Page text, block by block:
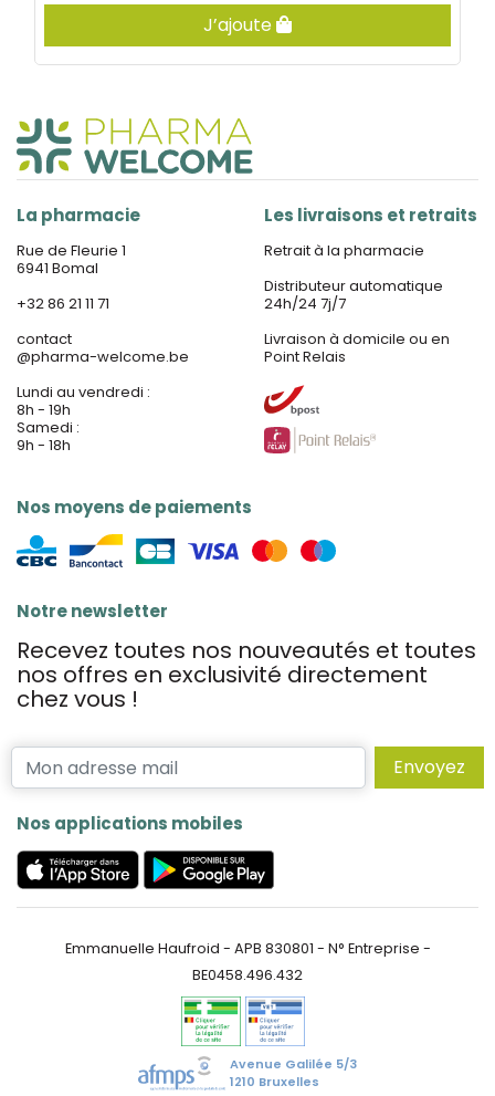
J’ajoute
La pharmacie
Rue de Fleurie 1
6941 Bomal
+32 86 21 11 71
contact
@pharma-welcome.be
Lundi au vendredi :
8h - 19h
Samedi :
9h - 18h
Nos moyens de paiements
Les livraisons et retraits
Retrait à la pharmacie
Distributeur automatique
24h/24 7j/7
Livraison à domicile ou en
Point Relais
Notre newsletter
Recevez toutes nos nouveautés et toutes
nos offres en exclusivité directement
chez vous !
Envoyez
Nos applications mobiles
Emmanuelle Haufroid - APB 830801 - N° Entreprise -
BE0458.496.432
Avenue Galilée 5/3
1210 Bruxelles